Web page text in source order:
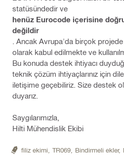
statüsündedir ve
henüz Eurocode içerisine
değildir
. Ancak Avrupa'da birçok projede
olarak kabul edilmekte ve
Bu konuda destek ihtiyacı
teknik çözüm ihtiyaçlarınız için
iletişime geçebiliriz. Size destek
duyarız.
Saygılarımızla,
Hilti Mühendislik Ekibi
filiz ekimi, TR069, Bindirmeli ekler,